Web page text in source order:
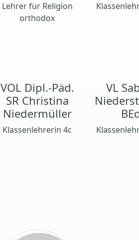
Lehrer für Religion
orthodox
VOL Dipl.-Päd.
SR Christina
Niedermüller
Klassenlehrerin 4c
VL